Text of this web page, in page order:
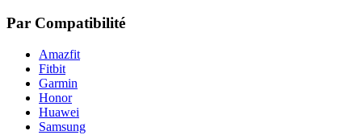
Par Compatibilité
Amazfit
Fitbit
Garmin
Honor
Huawei
Samsung